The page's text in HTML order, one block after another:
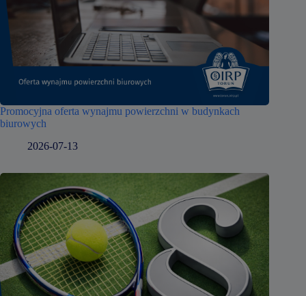
Promocyjna oferta wynajmu powierzchni w budynkach
biurowych
2026-07-13